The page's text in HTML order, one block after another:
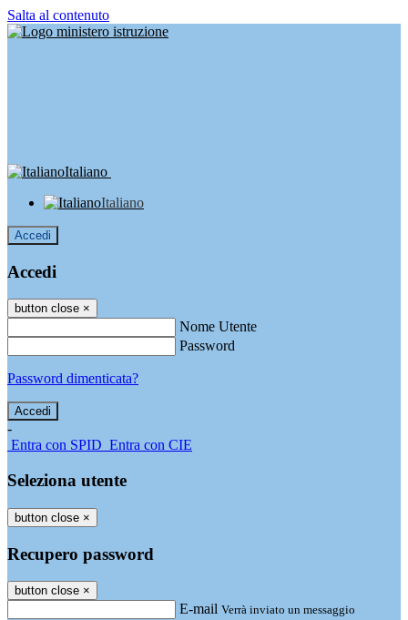
Salta al contenuto
Italiano
Italiano
Accedi
Accedi
button close ×
Nome Utente
Password
Password dimenticata?
-
Entra con SPID Entra con CIE
Seleziona utente
button close ×
Recupero password
button close ×
E-mail Verrà inviato un messaggio